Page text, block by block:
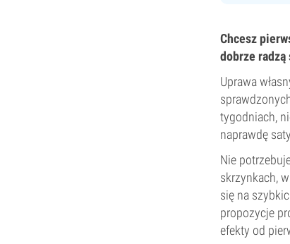
Chcesz
dobrze
Uprawa
tygodniach,
naprawdę
Nie
skrzynkach,
się na
propozycje
efekty od